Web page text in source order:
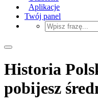
Aplikacje
Twój panel
Historia
pobijesz